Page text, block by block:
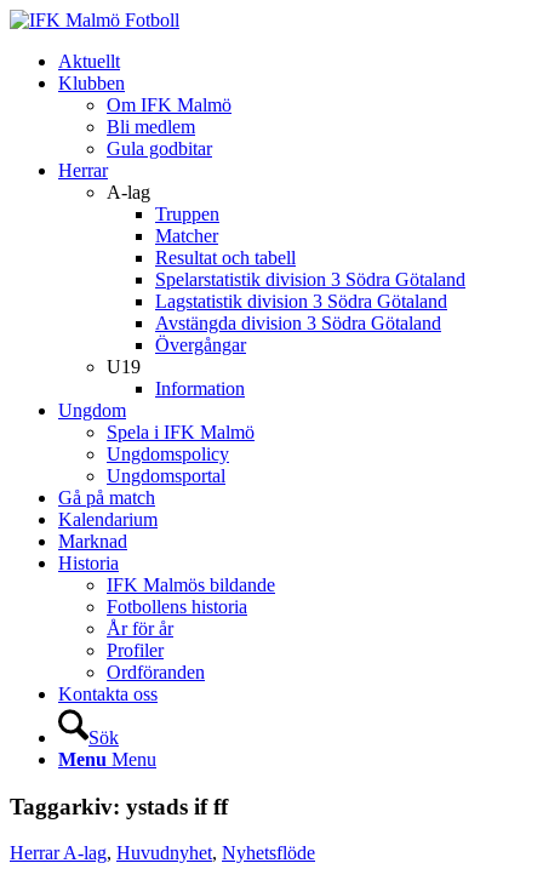
Aktuellt
Klubben
Om IFK Malmö
Bli medlem
Gula godbitar
Herrar
A-lag
Truppen
Matcher
Resultat och tabell
Spelarstatistik division 3 Södra Götaland
Lagstatistik division 3 Södra Götaland
Avstängda division 3 Södra Götaland
Övergångar
U19
Information
Ungdom
Spela i IFK Malmö
Ungdomspolicy
Ungdomsportal
Gå på match
Kalendarium
Marknad
Historia
IFK Malmös bildande
Fotbollens historia
År för år
Profiler
Ordföranden
Kontakta oss
Sök
Menu Menu
Taggarkiv: ystads if ff
Herrar A-lag, Huvudnyhet, Nyhetsflöde